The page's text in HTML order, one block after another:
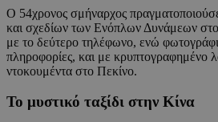
Ο 54χρονος σμήναρχος
και σχεδίων των Ενόπλων Δυνάμεων
με το δεύτερο τηλέφωνο, ενώ
πληροφορίες, και με κρυπτογραφημένο
ντοκουμέντα στο Πεκίνο.
Το μυστικό ταξίδι στην Κίνα